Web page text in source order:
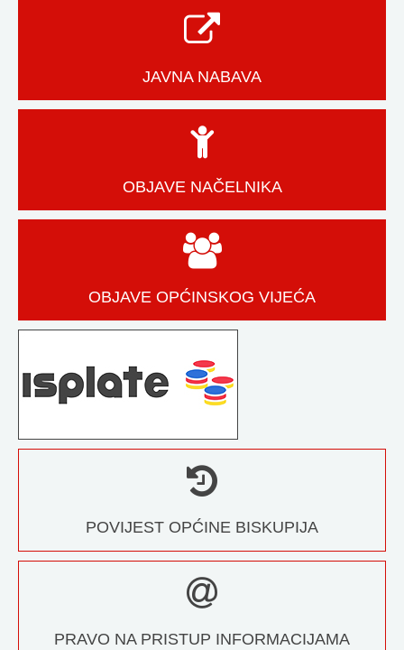
JAVNA NABAVA
OBJAVE NAČELNIKA
OBJAVE OPĆINSKOG VIJEĆA
POVIJEST OPĆINE BISKUPIJA
PRAVO NA PRISTUP INFORMACIJAMA